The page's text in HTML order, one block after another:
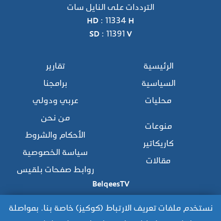
نستخدم ملفات تعريف الارتباط (كوكيز) خاصة بنا. بمواصلة
الترددات على النايل سات
HD : 11334 H
SD : 11391 V
الرئيسية
السياسية
محليات
تقارير
برامجنا
عربي ودولي
منوعات
كاريكاتير
مقالات
من نحن
الأحكام والشروط
سياسة الخصوصية
روابط صفحات بلقيس
BelqeesTV